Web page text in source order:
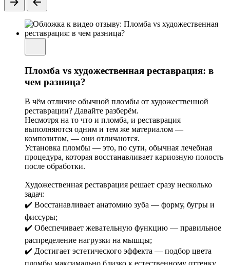
Пломба vs художественная реставрация: в
чем разница?
В чём отличие обычной пломбы от художественной
реставрации? Давайте разберём.
Несмотря на то что и пломба, и реставрация
выполняются одним и тем же материалом —
композитом, — они отличаются.
Установка пломбы — это, по сути, обычная лечебная
процедура, которая восстанавливает кариозную полость
после обработки.
Художественная реставрация решает сразу несколько
задач:
✔️ Восстанавливает анатомию зуба — форму, бугры и
фиссуры;
✔️ Обеспечивает жевательную функцию — правильное
распределение нагрузки на мышцы;
✔️ Достигает эстетического эффекта — подбор цвета